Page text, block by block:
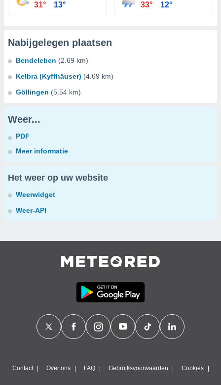
31° 13° 33° 12°
Nabijgelegen plaatsen
Bendeleben (2.69 km)
Kelbra (Kyffhäuser) (4.69 km)
Göllingen (5.54 km)
Weer...
PDF
Meer informatie
Het weer op uw website
Weerwidget
Weer-API
Contact Over ons FAQ Gebruiksvoorwaarden Cookies